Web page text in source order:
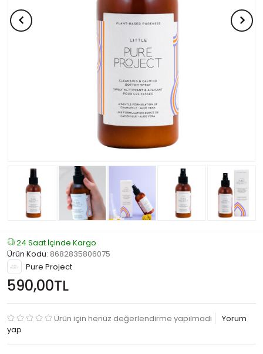
24 Saat İçinde Kargo
Ürün Kodu: 8682835806075
Pure Project
590,00TL
Ürün için henüz değerlendirme yapılmadı
Yorum
yap